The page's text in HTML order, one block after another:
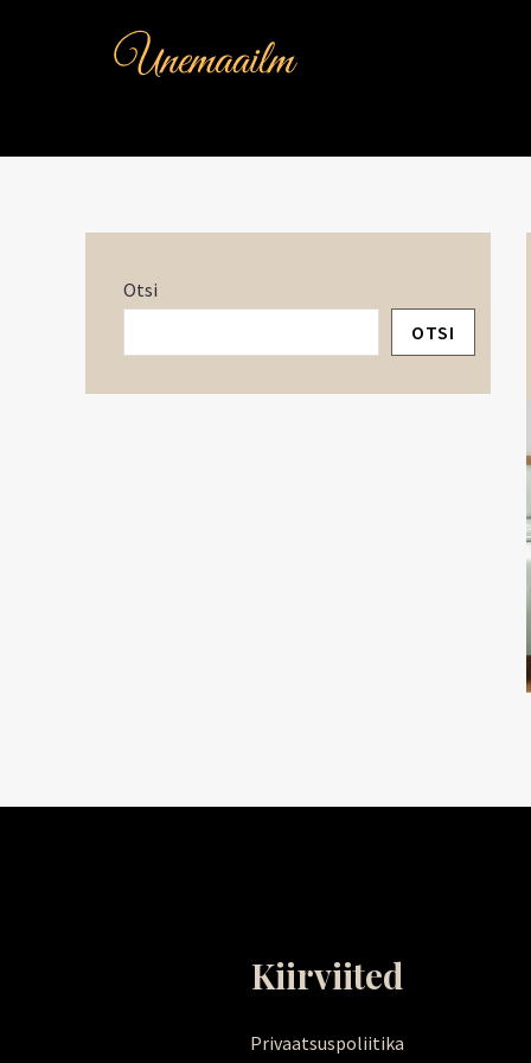
Otsi
OTSI
Kiirviited
Privaatsuspoliitika